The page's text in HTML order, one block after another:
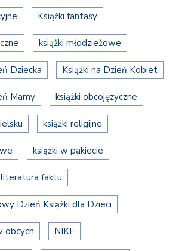
Książki fantasy
książki młodzieżowe
Dziecka Książki na Dzień Kobiet
Mamy książki obcojęzyczne
książki religijne
książki w pakiecie
literatura faktu
Dzień Książki dla Dzieci
obcych NIKE